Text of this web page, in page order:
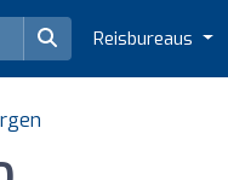
Reisbureaus